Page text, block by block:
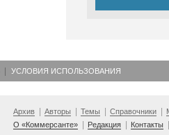
УСЛОВИЯ ИСПОЛЬЗОВАНИЯ
Архив Авторы Темы Справочники
О «Коммерсанте»
Редакция Контакты